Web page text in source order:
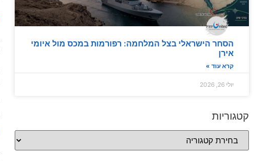
הסחר הישראלי בצל המלחמה: רפורמות במכס מול איומי
אירן
קרא עוד »
יולי 26, 2026
קטגוריות